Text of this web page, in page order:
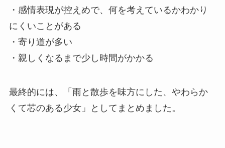
・感情表現が控えめで、何を考えているかわかり
にくいことがある
・寄り道が多い
・親しくなるまで少し時間がかかる
最終的には、「雨と散歩を味方にした、やわらか
くて芯のある少女」としてまとめました。